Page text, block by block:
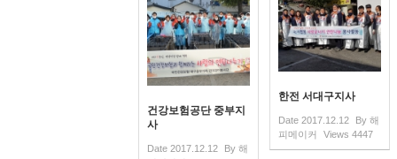
한전 서대구지사
Date 2017.12.12 By 해
피메이커
Views 4447
건강보험공단 중부지
사
Date 2017.12.12 By 해